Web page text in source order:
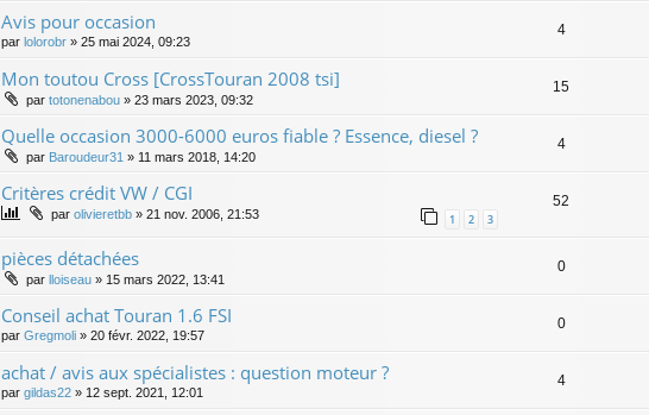
Avis pour occasion
par lolorobr » 25 mai 2024, 09:23
4
Mon toutou Cross [CrossTouran 2008 tsi]
par totonenabou » 23 mars 2023, 09:32
15
Quelle occasion 3000-6000 euros fiable ? Essence, diesel ?
par Baroudeur31 » 11 mars 2018, 14:20
4
Critères crédit VW / CGI
par olivieretbb » 21 nov. 2006, 21:53 1 2 3
52
pièces détachées
par lloiseau » 15 mars 2022, 13:41
0
Conseil achat Touran 1.6 FSI
par Gregmoli » 20 févr. 2022, 19:57
0
achat / avis aux spécialistes : question moteur ?
par gildas22 » 12 sept. 2021, 12:01
4